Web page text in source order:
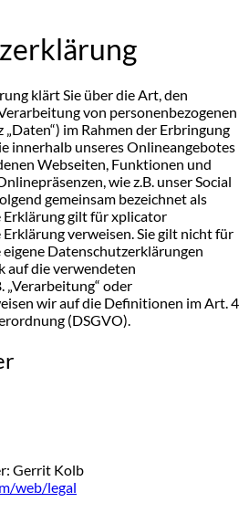
klärt Sie über die Art, den
von personenbezogenen
im Rahmen der Erbringung
innerhalb unseres Onlineangebotes
Webseiten, Funktionen und
wie z.B. unser Social
gemeinsam bezeichnet als
Erklärung gilt für xplicator
verweisen. Sie gilt nicht für
Datenschutzerklärungen
auf die verwendeten
„Verarbeitung“ oder
wir auf die Definitionen im Art. 4
(DSGVO).
Gerrit Kolb
web/legal